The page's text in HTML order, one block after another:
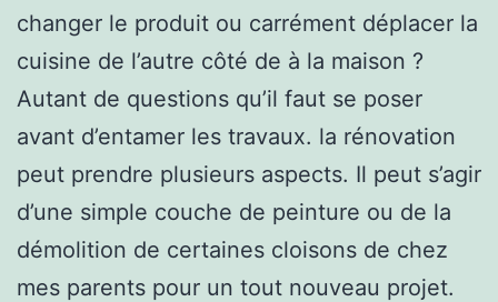
changer le produit ou carrément déplacer la
cuisine de l’autre côté de à la maison ?
Autant de questions qu’il faut se poser
avant d’entamer les travaux. la rénovation
peut prendre plusieurs aspects. Il peut s’agir
d’une simple couche de peinture ou de la
démolition de certaines cloisons de chez
mes parents pour un tout nouveau projet.